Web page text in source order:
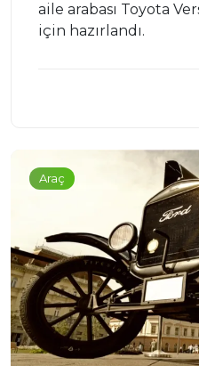
aile arabası Toyota
için hazırlandı.
Araç